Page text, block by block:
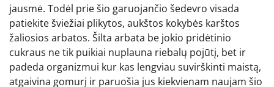
jausmė. Todėl prie šio garuojančio šedevro visada
patiekite šviežiai plikytos, aukštos kokybės karštos
žaliosios arbatos. Šilta arbata be jokio pridėtinio
cukraus ne tik puikiai nuplauna riebalų pojūtį, bet ir
padeda organizmui kur kas lengviau suvirškinti maistą,
atgaivina gomurį ir paruošia jus kiekvienam naujam šio